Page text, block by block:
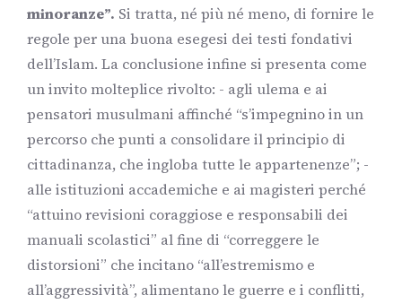
minoranze”. Si tratta, né più né meno, di fornire le
regole per una buona esegesi dei testi fondativi
dell’Islam. La conclusione infine si presenta come
un invito molteplice rivolto: - agli ulema e ai
pensatori musulmani affinché “s’impegnino in un
percorso che punti a consolidare il principio di
cittadinanza, che ingloba tutte le appartenenze”; -
alle istituzioni accademiche e ai magisteri perché
“attuino revisioni coraggiose e responsabili dei
manuali scolastici” al fine di “correggere le
distorsioni” che incitano “all’estremismo e
all’aggressività”, alimentano le guerre e i conflitti,